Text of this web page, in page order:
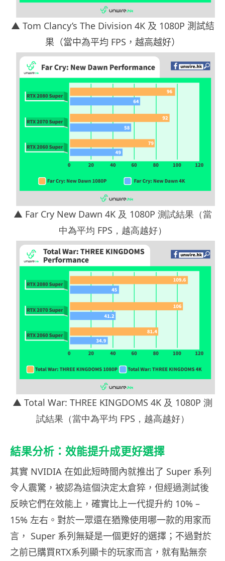
▲ Tom Clancy’s The Division 4K 及 1080P 測試結
果（當中為平均 FPS，越高越好）
▲ Far Cry New Dawn 4K 及 1080P 測試結果（當
中為平均 FPS，越高越好）
▲ Total War: THREE KINGDOMS 4K 及 1080P 測
試結果（當中為平均 FPS，越高越好）
結果分析：效能提升成更好選擇
其實 NVIDIA 在如此短時間內就推出了 Super 系列
令人震驚，被認為這個決定太倉猝，但經過測試後
反映它們在效能上，確實比上一代提升約 10% –
15% 左右。對於一眾還在猶豫使用哪一款的用家而
言， Super 系列無疑是一個更好的選擇；不過對於
之前已購買RTX系列顯卡的玩家而言，就有點無奈